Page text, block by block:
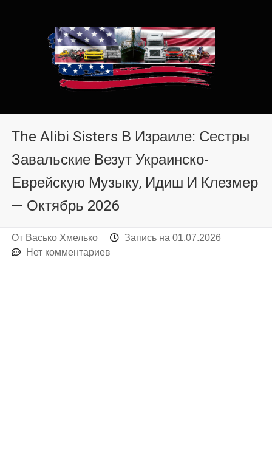
Хмельницком от auto.km.ua
The Alibi Sisters В Израиле: Сестры
Завальские Везут Украинско-
Еврейскую Музыку, Идиш И Клезмер
— Октябрь 2026
От Васько Хмелько Запись на01.07.2026
Нет комментариев